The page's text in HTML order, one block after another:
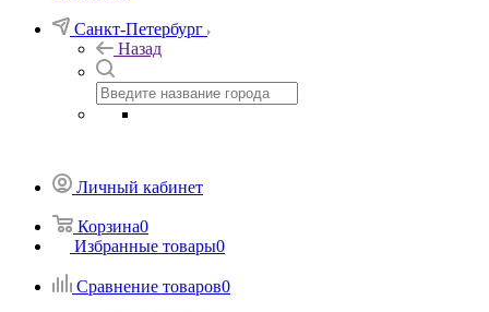
Санкт-Петербург
Назад
Личный кабинет
Корзина0
Избранные товары0
Сравнение товаров0